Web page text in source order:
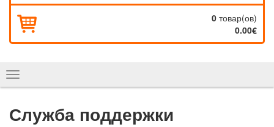
0 товар(ов)
0.00€
Показать
навигацию
Служба поддержки